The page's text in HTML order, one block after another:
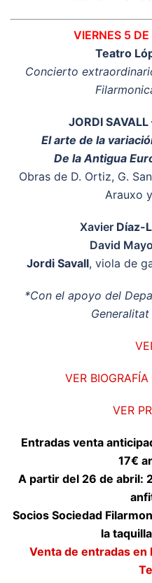
VIERNES 5
Teatro
Concierto
JORDI SAVALL
El arte de la
De la Antigua
Obras de D. Ortiz, G.
Arauxo
Xavier Díaz-
David
Jordi Savall, viola de
*Con el apoyo del
VER
VER
Entradas venta
17€
A partir del 26 de abril:
Socios Sociedad
la
Venta de entradas en